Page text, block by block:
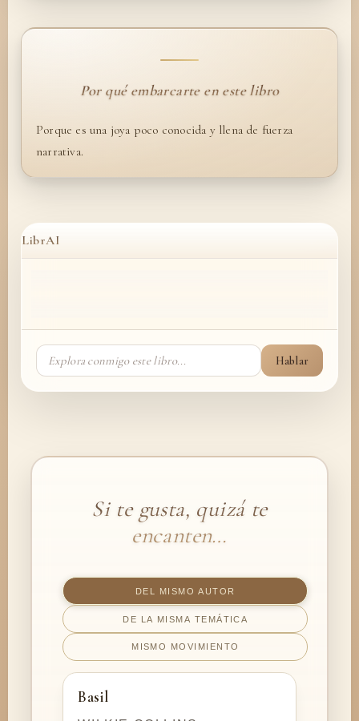
Por qué embarcarte en este libro
Porque es una joya poco conocida y llena de fuerza
narrativa.
LibrAI
Hablar
Si te gusta, quizá te
encanten…
DEL MISMO AUTOR
DE LA MISMA TEMÁTICA
MISMO MOVIMIENTO
Basil